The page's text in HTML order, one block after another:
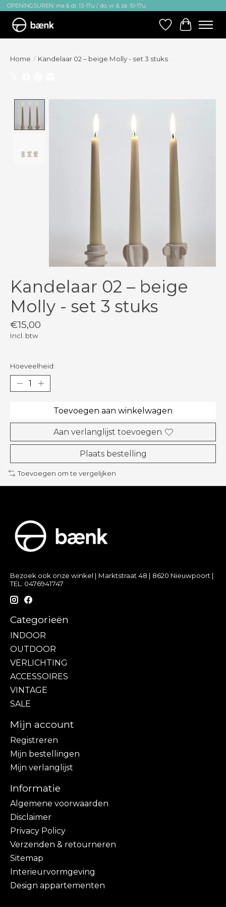
OPENINGSUREN: ma & di: 13-17u / do, vr & za: 10-17u
Verlanglijst
Home / Kandelaar 02 – beige Molly - set 3 stuks
Kandelaar 02 – beige
Molly - set 3 stuks
€15,00
Incl. btw
Hoeveelheid:
Toevoegen aan winkelwagen
Aan verlanglijst toevoegen
Plaats bestelling
Toevoegen om te vergelijken
Bezoek ook onze winkel | Marktstraat 48 | 8620 Nieuwpoort |
TEL: 0476941747
Categorieën
INDOOR
OUTDOOR
VERLICHTING
ACCESSOIRES
VINTAGE
SALE
Mijn account
Registreren
Mijn bestellingen
Mijn verlanglijst
Informatie
Algemene voorwaarden
Disclaimer
Privacy Policy
Verzenden & retourneren
Sitemap
Interieurvormgeving
Design appartementen